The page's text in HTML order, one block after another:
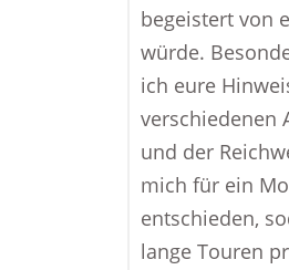
begeistert von
würde.
ich eure
verschiedenen
und der
mich für ein
entschieden,
lange Touren